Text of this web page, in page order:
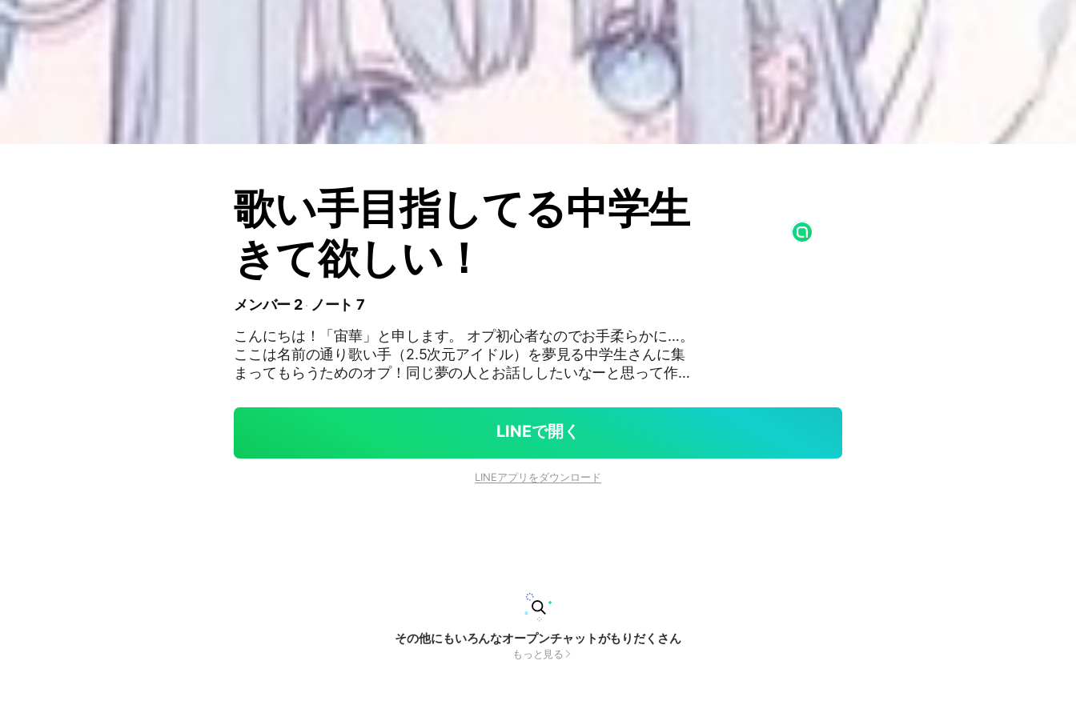
歌い手目指してる中学生
きて欲しい！
メンバー 2
ノート 7
こんにちは！「宙華」と申します。 オプ初心者なのでお手柔らかに…。
ここは名前の通り歌い手（2.5次元アイドル）を夢見る中学生さんに集
まってもらうためのオプ！同じ夢の人とお話ししたいなーと思って作り
喋りするために作ったので向いてないかと…！ 性別は関係なく中学生さ
み方当てれた人天才！当てれたところで特に何も無いんだけどね… #歌
LINEで開く
LINEアプリをダウンロード
その他にもいろんなオープンチャットがもりだくさん
もっと見る